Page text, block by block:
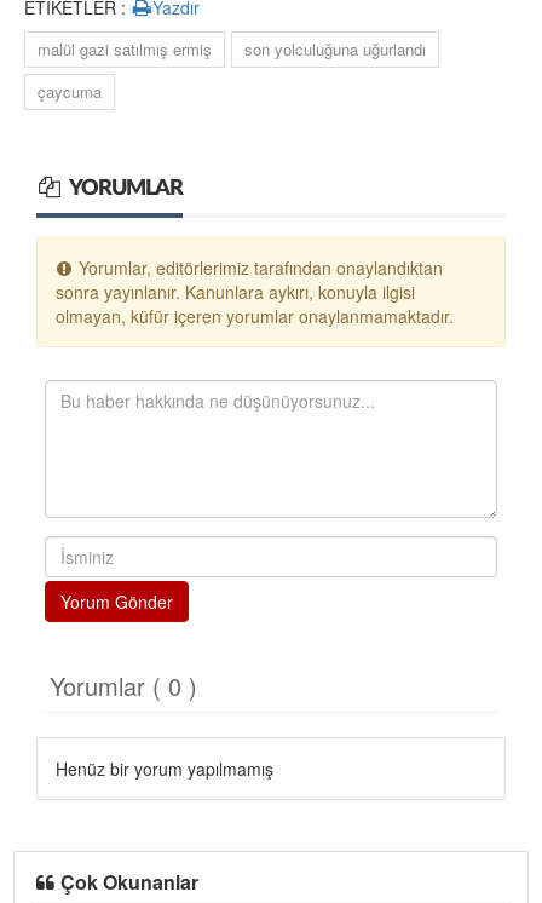
ETİKETLER : Yazdır
malül gazi satılmış ermiş
son yolculuğuna uğurlandı
çaycuma
YORUMLAR
Yorumlar, editörlerimiz tarafından onaylandıktan
sonra yayınlanır. Kanunlara aykırı, konuyla ilgisi
olmayan, küfür içeren yorumlar onaylanmamaktadır.
Yorum Gönder
Yorumlar ( 0 )
Henüz bir yorum yapılmamış
Çok Okunanlar